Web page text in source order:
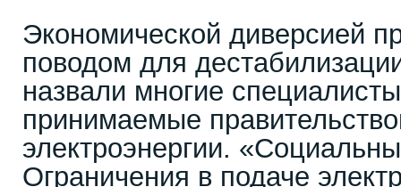
Экономической диверсией
поводом для
назвали многие
принимаемые
электроэнергии.
Ограничения в подаче